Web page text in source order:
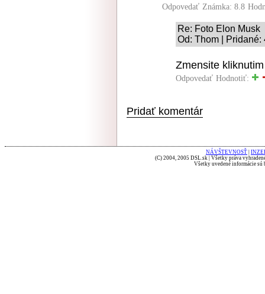
Odpovedať Známka: 8.8
Re: Foto Elon Musk
Od: Thom | Pridané:
Zmensite
Odpovedať Hodnotiť:
Pridať komentár
NÁVŠTEVNOSŤ
(C) 2004, 2005 DSL.sk | Všetky práva
Všetky uvedené informácie sú